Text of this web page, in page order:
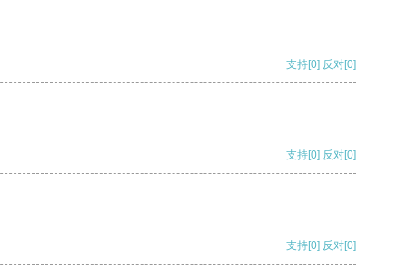
支持[0] 反对[0]
支持[0] 反对[0]
支持[0] 反对[0]